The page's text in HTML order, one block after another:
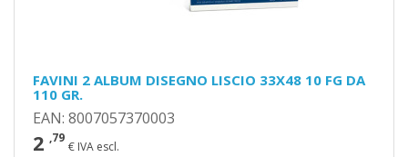
FAVINI 2 ALBUM DISEGNO LISCIO 33X48 10 FG DA
110 GR.
EAN: 8007057370003
2 ,79
€ IVA escl.